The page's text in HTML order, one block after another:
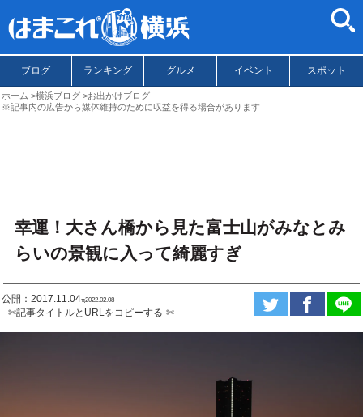
ブログ ランキング グルメ イベント スポット
ホーム 横浜ブログ
お出かけブログ
※記事内の広告から媒体維持のために収益を得る場合があります
幸運！大さん橋から見た富士山がみなとみ
らいの景観に入って綺麗すぎ
公開：2017.11.04ಇ2022.02.08
--✄記事タイトルとURLをコピーする-✄—